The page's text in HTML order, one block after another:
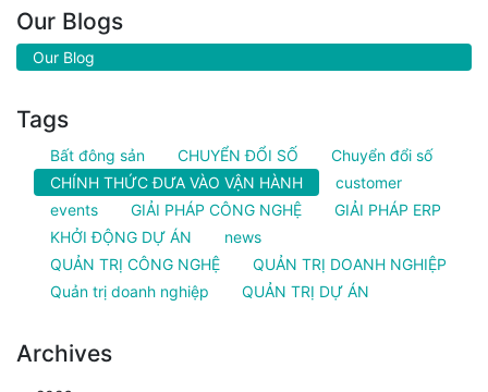
Our Blogs
Our Blog
Tags
Bất đông sản CHUYỂN ĐỔI SỐ
Chuyển đổi số
CHÍNH THỨC ĐƯA VÀO VẬN HÀNH
customer
events
GIẢI PHÁP CÔNG NGHỆ
GIẢI PHÁP ERP
KHỞI ĐỘNG DỰ ÁN
news
QUẢN TRỊ CÔNG NGHỆ
QUẢN TRỊ DOANH NGHIỆP
Quản trị doanh nghiệp
QUẢN TRỊ DỰ ÁN
Archives